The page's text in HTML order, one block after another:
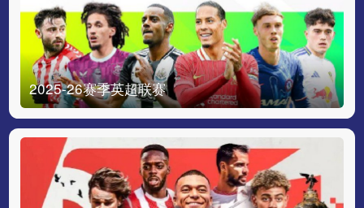
2025-26赛季英超联赛